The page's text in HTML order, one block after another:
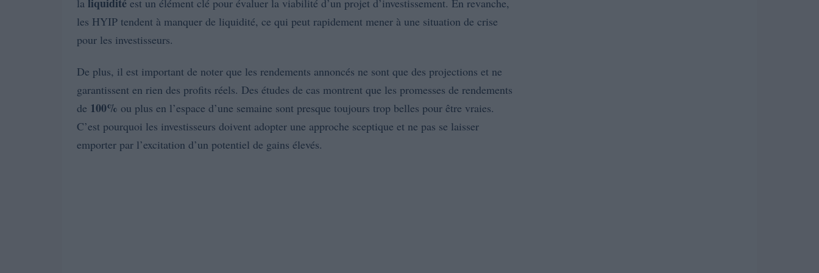
la
est un élément clé pour évaluer la viabilité d’un projet d’investissement. En revanche,
les HYIP tendent à manquer de liquidité, ce qui peut rapidement mener à une situation de crise
pour les investisseurs.
De plus, il est important de noter que les rendements annoncés ne sont que des projections et ne
garantissent en rien des profits réels. Des études de cas montrent que les promesses de rendements
de 100% ou plus en l’espace d’une semaine sont presque toujours trop belles pour être vraies.
C’est pourquoi les investisseurs doivent adopter une approche sceptique et ne pas se laisser
emporter par l’excitation d’un potentiel de gains élevés.